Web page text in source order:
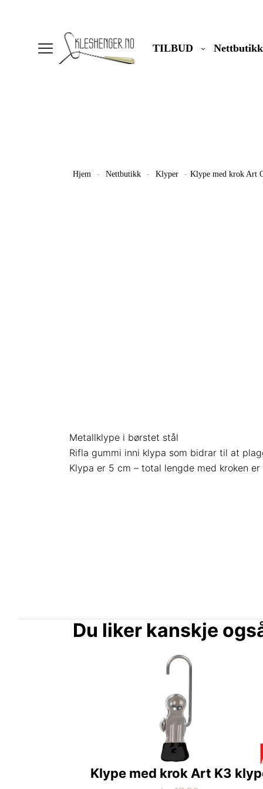
TILBUD Nettbutikk
Hjem - Nettbutikk - Klyper - Klype med krok Art
Metallklype i børstet stål
Rifla gummi inni klypa som bidrar til at
Klypa er 5 cm – total lengde med kroken er
Du liker kanskje
Klype med krok Art K3